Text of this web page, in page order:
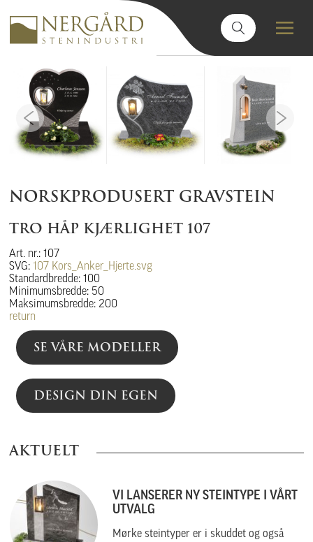
NORSKPRODUSERT GRAVSTEIN
TRO HÅP KJÆRLIGHET 107
Art. nr.: 107
SVG:107 Kors_Anker_Hjerte.svg
Standardbredde: 100
Minimumsbredde: 50
Maksimumsbredde: 200
return
SE VÅRE MODELLER
DESIGN DIN EGEN
AKTUELT
VI LANSERER NY STEINTYPE I VÅRT
UTVALG
Mørke steintyper er i skuddet og også